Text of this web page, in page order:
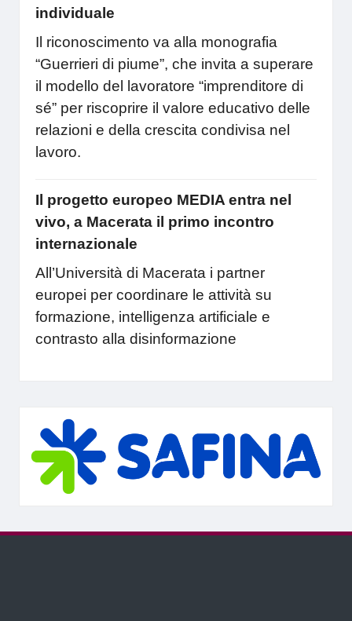
individuale
Il riconoscimento va alla monografia
“Guerrieri di piume”, che invita a superare
il modello del lavoratore “imprenditore di
sé” per riscoprire il valore educativo delle
relazioni e della crescita condivisa nel
lavoro.
Il progetto europeo MEDIA entra nel
vivo, a Macerata il primo incontro
internazionale
All’Università di Macerata i partner
europei per coordinare le attività su
formazione, intelligenza artificiale e
contrasto alla disinformazione